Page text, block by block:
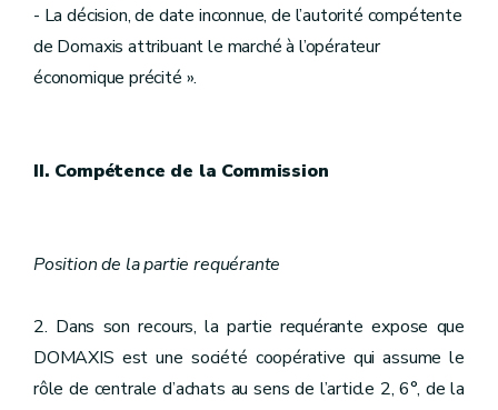
- La décision, de date inconnue, de l’autorité compétente
de Domaxis attribuant le marché à l’opérateur
économique précité ».
II. Compétence de la Commission
Position de la partie requérante
2. Dans son recours, la partie requérante expose que
DOMAXIS est une société coopérative qui assume le
rôle de centrale d’achats au sens de l’article 2, 6°, de la